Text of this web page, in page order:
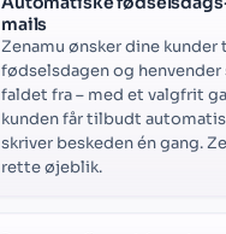
mails
Zenamu ønsker dine kunder
fødselsdagen og
faldet fra – med et valgfrit
kunden får tilbudt
skriver beskeden én gang.
rette øjeblik.